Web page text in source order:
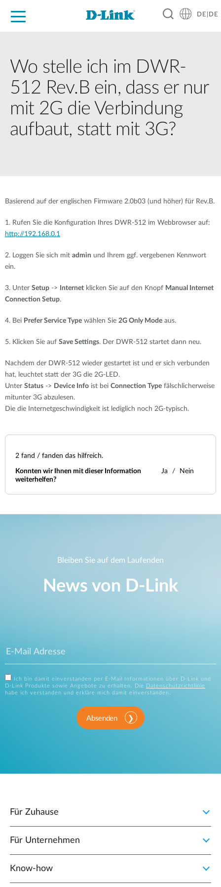
DE|DE
Wo stelle ich im DWR-
512 Rev.B ein, dass er nur
mit 2G die Verbindung
aufbaut, statt mit 3G?
Basierend auf der englischen Firmware 2.0b03 (und höher) für Rev.B.
1. Rufen Sie die Konfiguration Ihres DWR-512 im Webbrowser auf:
http://192.168.0.1
2. Loggen Sie sich mit admin und Ihrem ggf. vergebenen Kennwort
ein.
3. Unter Setup -> Internet klicken Sie auf den Knopf Manual Internet
Connection Setup.
4. Bei Prefer Service Type wählen Sie 2G Only Mode aus.
5. Klicken Sie auf Save Settings. Der DWR-512 startet dann neu.
Nachdem der DWR-512 wieder gestartet ist und er sich verbunden
hat, leuchtet statt der 3G die 2G-LED.
Unter Status -> Device Info ist bei Connection Type fälschlicherweise
mitunter 3G abzulesen.
Die die Internetgeschwindigkeit ist lediglich noch 2G-typisch.
2 fand / fanden das hilfreich.
Konnten wir Ihnen mit dieser Information
weiterhelfen?
Ja Nein
Bleiben Sie auf dem Laufenden
News von D‑Link
Ich bin damit einverstanden per E-Mail Informationen über D-Link und
D-Link Produkte sowie Angebote zu erhalten. Die
Datenschutzrichtlinie
habe ich verstanden und erkläre mich damit einverstanden.
Absenden
Für Zuhause
Für Unternehmen
Know-how